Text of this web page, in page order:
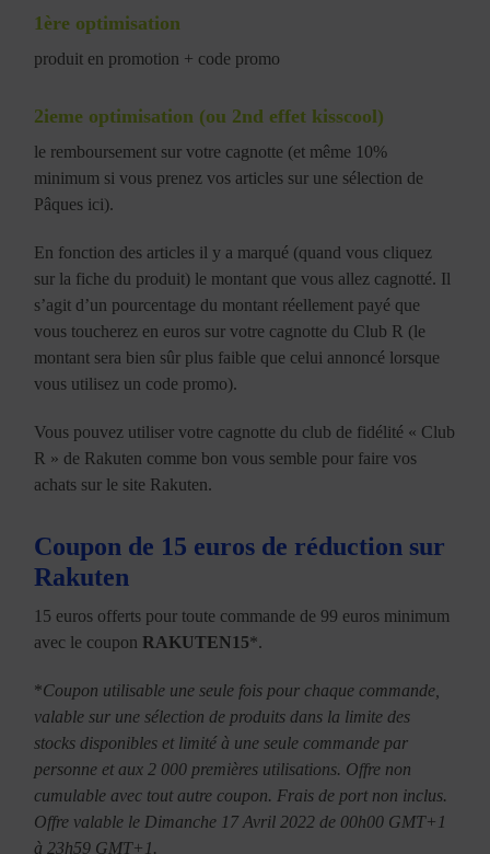
1ère optimisation
produit en promotion + code promo
2ieme optimisation (ou 2nd effet kisscool)
le remboursement sur votre cagnotte (et même 10%
minimum si vous prenez vos articles sur une sélection de
Pâques ici).
En fonction des articles il y a marqué (quand vous cliquez
sur la fiche du produit) le montant que vous allez cagnotté. Il
s’agit d’un pourcentage du montant réellement payé que
vous toucherez en euros sur votre cagnotte du Club R (le
montant sera bien sûr plus faible que celui annoncé lorsque
vous utilisez un code promo).
Vous pouvez utiliser votre cagnotte du club de fidélité « Club
R » de Rakuten comme bon vous semble pour faire vos
achats sur le site Rakuten.
Coupon de 15 euros de réduction sur
Rakuten
15 euros offerts pour toute commande de 99 euros minimum
avec le couponRAKUTEN15*.
*Coupon utilisable une seule fois pour chaque commande,
valable sur une sélection de produits dans la limite des
stocks disponibles et limité à une seule commande par
personne et aux 2 000 premières utilisations. Offre non
cumulable avec tout autre coupon. Frais de port non inclus.
Offre valable le Dimanche 17 Avril 2022 de 00h00 GMT+1
à 23h59 GMT+1.